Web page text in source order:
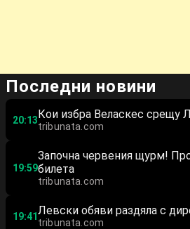
Последни новини
20:13Кои избра Веласкес срещу
tribunata.com
19:59
Започна червения щурм!
билета
tribunata.com
19:41Левски обяви раздяла с
tribunata.com